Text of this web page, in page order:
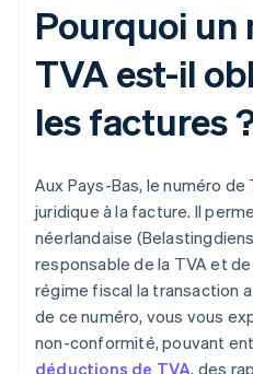
Pourquoi un
TVA est-il
les factures
Aux Pays-Bas, le numéro de
juridique à la facture. Il
néerlandaise
responsable de la TVA et
régime fiscal la transaction
de ce numéro, vous vous
non-conformité, pouvant
déductions de TVA, des